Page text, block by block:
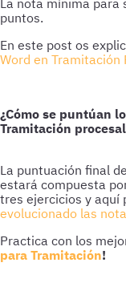
La nota mínima
puntos.
En este post os
Word en Tramitación
¿Cómo se puntúan
Tramitación
La puntuación final
estará compuesta
tres ejercicios y aquí
evolucionado las
Practica con los
para Tramitación!